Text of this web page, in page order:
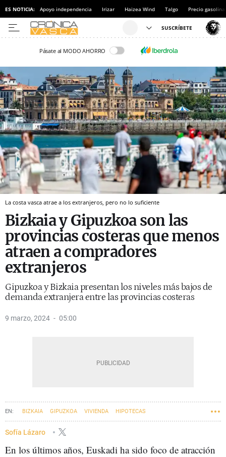
ES NOTICIA: Apoyo independencia Irizar Haizea Wind Talgo Precio gasolina
Pásate al MODO AHORRO
La costa vasca atrae a los extranjeros, pero no lo suficiente
Bizkaia y Gipuzkoa son las
provincias costeras que menos
atraen a compradores
extranjeros
Gipuzkoa y Bizkaia presentan los niveles más bajos de
demanda extranjera entre las provincias costeras
9 marzo, 2024 05:00
BIZKAIA GIPUZKOA VIVIENDA HIPOTECAS
Sofía Lázaro
En los últimos años, Euskadi ha sido foco de atracción